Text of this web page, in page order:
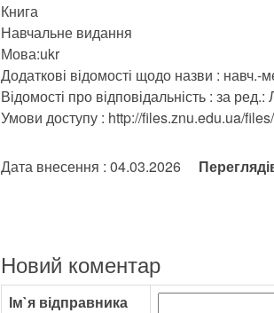
Книга
Навчальне видання
Мова:ukr
Додаткові відомості щодо назви : навч.-
Відомості про відповідальність : за
Умови доступу : http://files.znu.edu.ua/
Дата внесення : 04.03.2026
Новий коментар
Ім`я відправника